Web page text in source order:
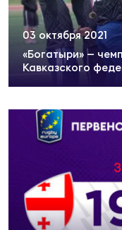
«Богатыри» —
Кавказского
03 октября 2021